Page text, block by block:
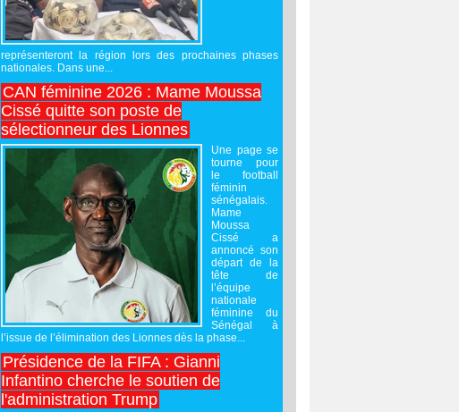
représenteront la région lors des prochaines phases
nationales. Dans une...
CAN féminine 2026 : Mame Moussa
Cissé quitte son poste de
sélectionneur des Lionnes
Une page se
tourne pour
le football
féminin
sénégalais.
Mame
Moussa
Cissé a
annoncé son
départ de la
tête de
l’équipe
nationale
féminine du
Sénégal à
l’issue de l’élimination des Lionnes dès la phase...
Présidence de la FIFA : Gianni
Infantino cherche le soutien de
l'administration Trump